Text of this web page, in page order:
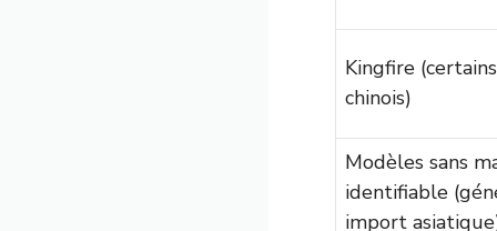
Kingfire
chinois)
Modèles sans
identifiable
import